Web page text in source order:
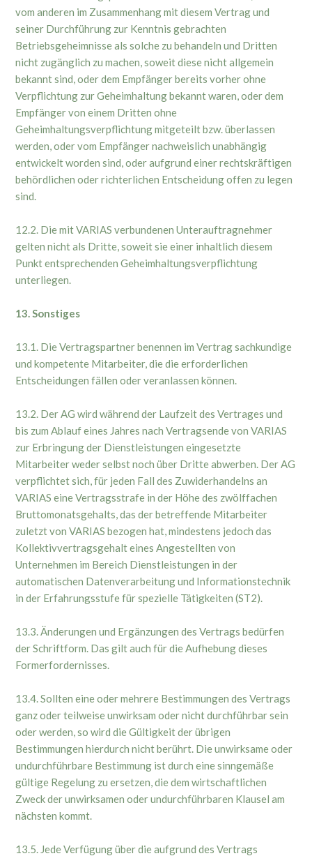
vom anderen im Zusammenhang mit diesem Vertrag und
seiner Durchführung zur Kenntnis gebrachten
Betriebsgeheimnisse als solche zu behandeln und Dritten
nicht zugänglich zu machen, soweit diese nicht allgemein
bekannt sind, oder dem Empfänger bereits vorher ohne
Verpflichtung zur Geheimhaltung bekannt waren, oder dem
Empfänger von einem Dritten ohne
Geheimhaltungsverpflichtung mitgeteilt bzw. überlassen
werden, oder vom Empfänger nachweislich unabhängig
entwickelt worden sind, oder aufgrund einer rechtskräftigen
behördlichen oder richterlichen Entscheidung offen zu legen
sind.
12.2. Die mit VARIAS verbundenen Unterauftragnehmer
gelten nicht als Dritte, soweit sie einer inhaltlich diesem
Punkt entsprechenden Geheimhaltungsverpflichtung
unterliegen.
13. Sonstiges
13.1. Die Vertragspartner benennen im Vertrag sachkundige
und kompetente Mitarbeiter, die die erforderlichen
Entscheidungen fällen oder veranlassen können.
13.2. Der AG wird während der Laufzeit des Vertrages und
bis zum Ablauf eines Jahres nach Vertragsende von VARIAS
zur Erbringung der Dienstleistungen eingesetzte
Mitarbeiter weder selbst noch über Dritte abwerben. Der AG
verpflichtet sich, für jeden Fall des Zuwiderhandelns an
VARIAS eine Vertragsstrafe in der Höhe des zwölffachen
Bruttomonatsgehalts, das der betreffende Mitarbeiter
zuletzt von VARIAS bezogen hat, mindestens jedoch das
Kollektivvertragsgehalt eines Angestellten von
Unternehmen im Bereich Dienstleistungen in der
automatischen Datenverarbeitung und Informationstechnik
in der Erfahrungsstufe für spezielle Tätigkeiten (ST2).
13.3. Änderungen und Ergänzungen des Vertrags bedürfen
der Schriftform. Das gilt auch für die Aufhebung dieses
Formerfordernisses.
13.4. Sollten eine oder mehrere Bestimmungen des Vertrags
ganz oder teilweise unwirksam oder nicht durchführbar sein
oder werden, so wird die Gültigkeit der übrigen
Bestimmungen hierdurch nicht berührt. Die unwirksame oder
undurchführbare Bestimmung ist durch eine sinngemäße
gültige Regelung zu ersetzen, die dem wirtschaftlichen
Zweck der unwirksamen oder undurchführbaren Klausel am
nächsten kommt.
13.5. Jede Verfügung über die aufgrund des Vertrags